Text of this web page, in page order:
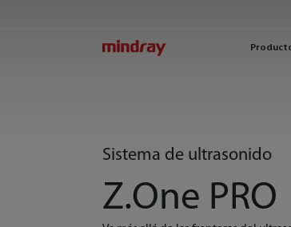
Sistema de ultrasonido
Z.One PRO